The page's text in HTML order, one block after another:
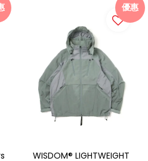
優惠
WISDOM® LIGHTWEIGHT